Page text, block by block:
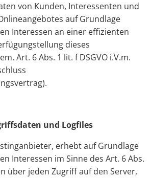
von Kunden, Interessenten und
auf Grundlage
Interessen an einer effizienten
dieses
Art. 6 Abs. 1 lit. f DSGVO i.V.m.
und Logfiles
erhebt auf Grundlage
Interessen im Sinne des Art. 6 Abs.
über jeden Zugriff auf den Server,